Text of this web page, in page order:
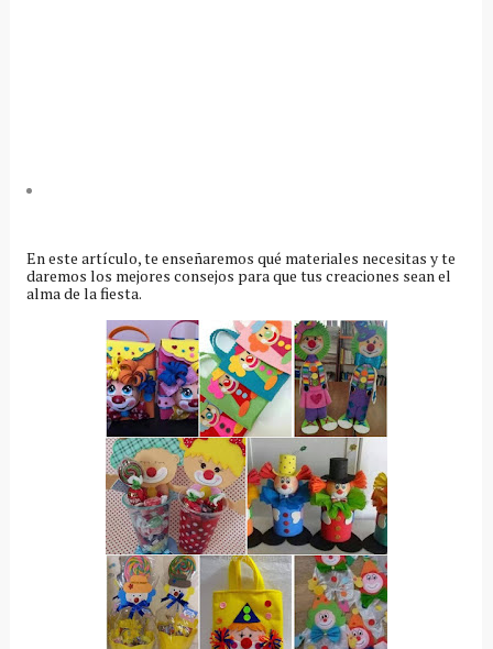
En este artículo, te enseñaremos qué materiales necesitas y te
daremos los mejores consejos para que tus creaciones sean el
alma de la fiesta.